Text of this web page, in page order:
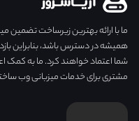
ما با ارائه بهترین زیرساخت
همیشه در دسترس باشد، بنابراین
مشتری برای خدمات میزبانی وب